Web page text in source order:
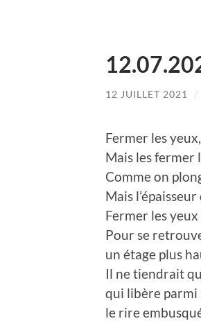
12 JUILLET 2021 /
Fermer les
Mais les fermer
Comme on
Mais
Fermer les yeux
Pour se
un étage plus
Il ne tiendrait
qui libère parmi
le rire